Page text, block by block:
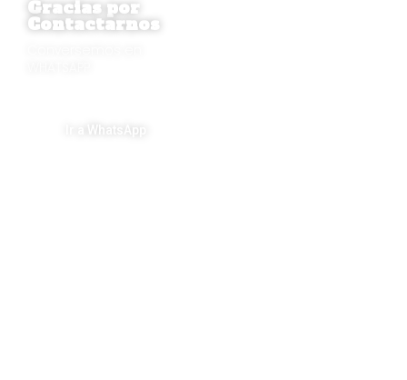
Gracias por
Contactarnos
Ir a WhatsApp